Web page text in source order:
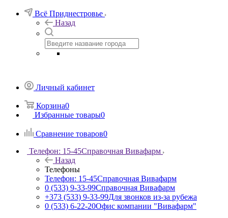
Всё Приднестровье
Назад
Личный кабинет
Корзина0
Избранные товары0
Сравнение товаров0
Телефон: 15-45Справочная Вивафарм
Назад
Телефоны
Телефон: 15-45Справочная Вивафарм
0 (533) 9-33-99Справочная Вивафарм
+373 (533) 9-33-99Для звонков из-за рубежа
0 (533) 6-22-20Офис компании "Вивафарм"